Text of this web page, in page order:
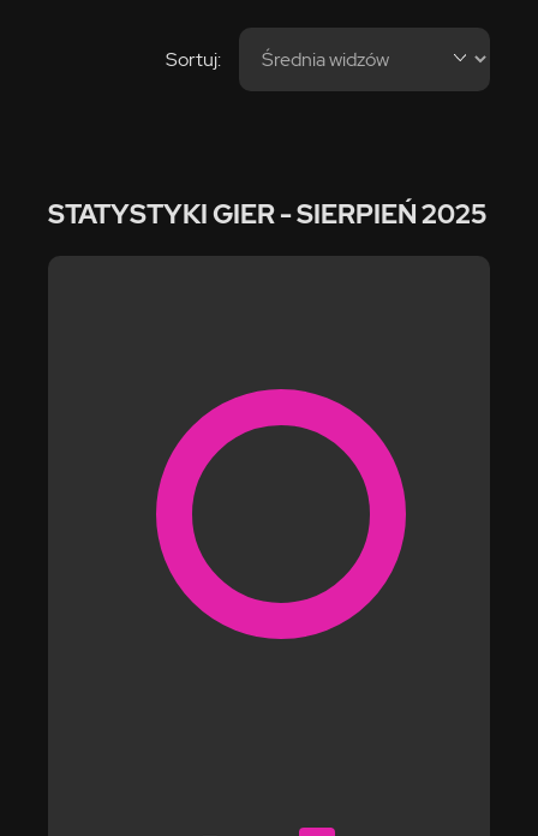
Sortuj:
STATYSTYKI GIER- SIERPIEŃ 2025